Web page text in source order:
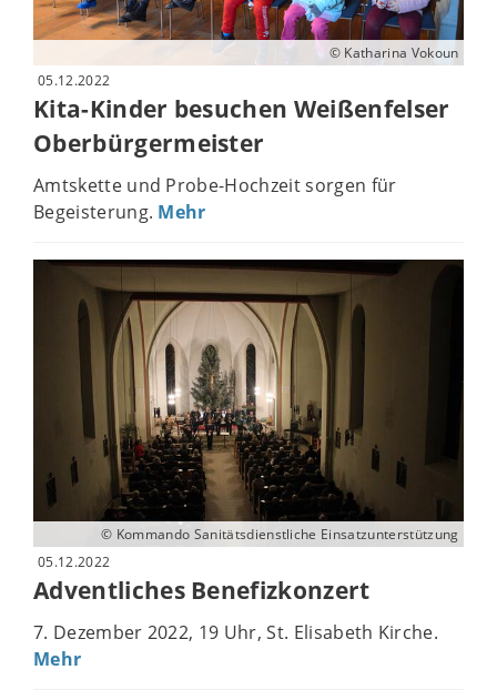
© Katharina Vokoun
05.12.2022
Kita-Kinder besuchen Weißenfelser
Oberbürgermeister
Amtskette und Probe-Hochzeit sorgen für
Begeisterung. Mehr
© Kommando Sanitätsdienstliche Einsatzunterstützung
05.12.2022
Adventliches Benefizkonzert
7. Dezember 2022, 19 Uhr, St. Elisabeth Kirche.
Mehr